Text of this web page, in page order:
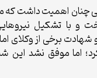
اهمیت داشت که
با تشکیل نیروهایی
از وکلای امام
موفق نشد این شبکه